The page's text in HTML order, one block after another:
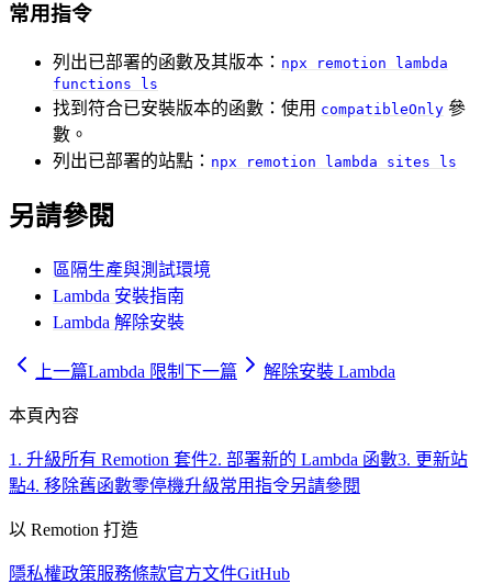
常用指令
列出已部署的函數及其版本： npx remotion lambda
functions ls
找到符合已安裝版本的函數：使用 compatibleOnly 參
數。
列出已部署的站點： npx remotion lambda sites ls
另請參閱
區隔生產與測試環境
Lambda 安裝指南
Lambda 解除安裝
上一篇Lambda 限制 下一篇 解除安裝 Lambda
本頁內容
1. 升級所有 Remotion 套件2. 部署新的 Lambda 函數3. 更新站
點4. 移除舊函數零停機升級常用指令另請參閱
以 Remotion 打造
隱私權政策服務條款官方文件GitHub